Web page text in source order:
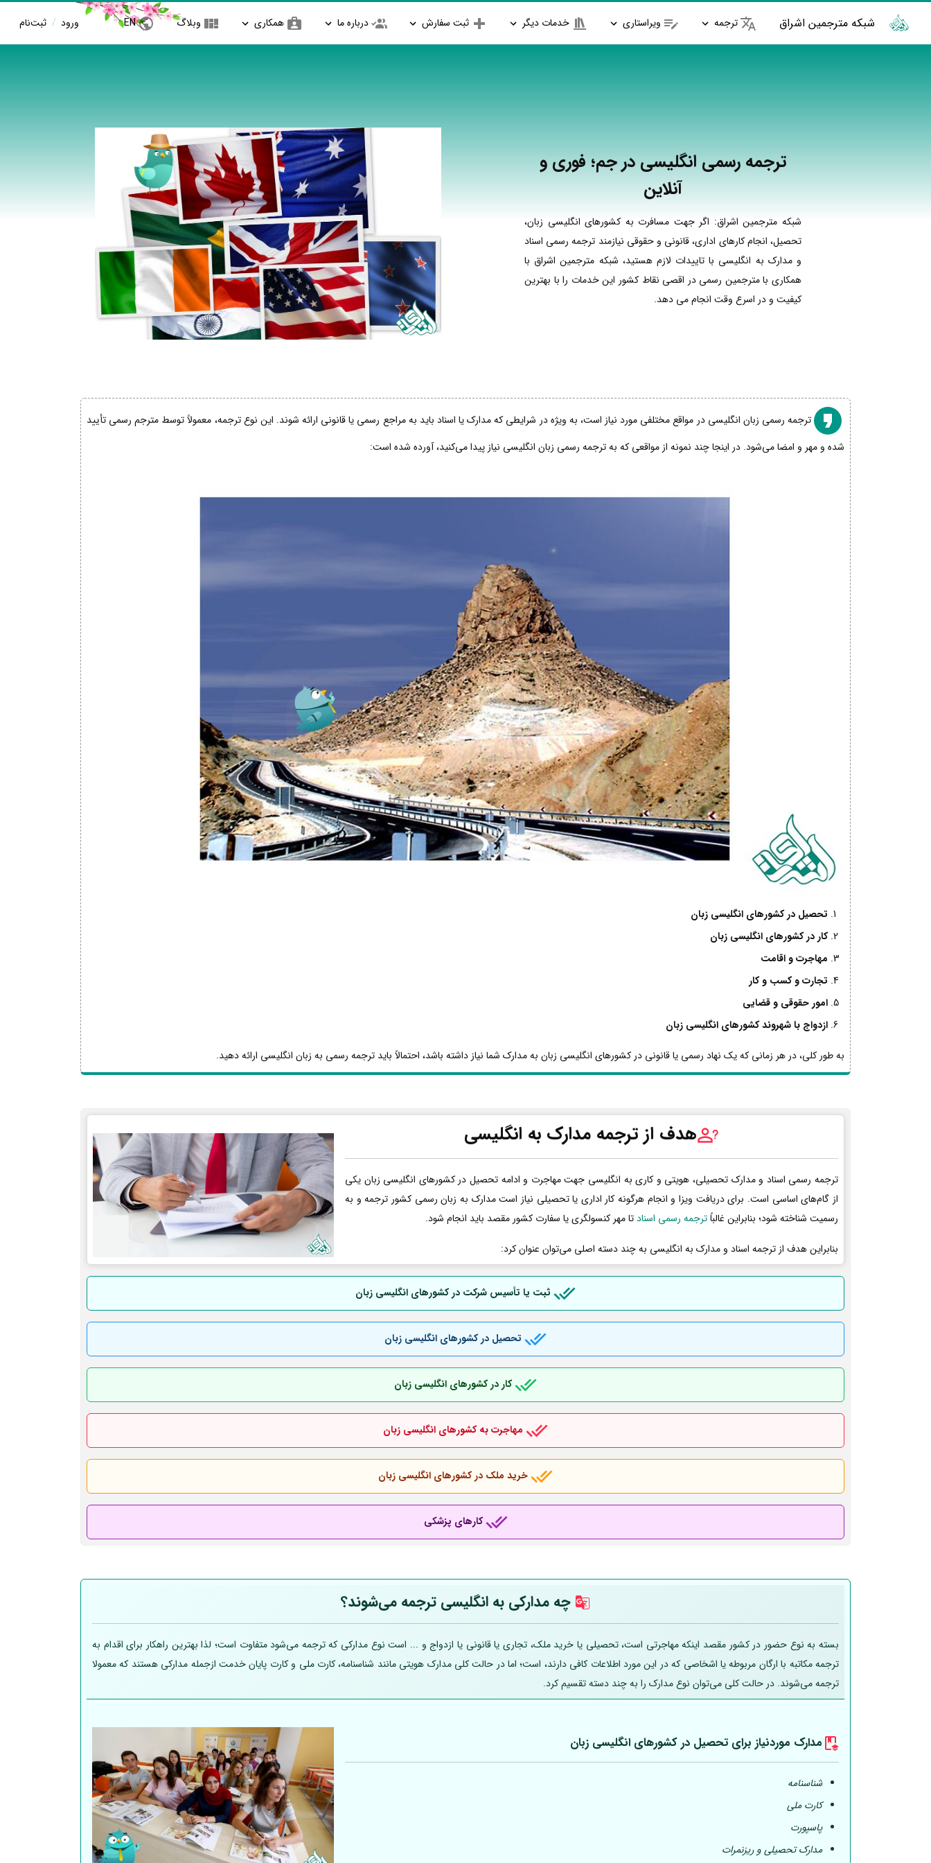
شبکه مترجمین اشراق ترجمه ویراستاری خدمات دیگر ثبت سفارش درباره ما همکاری وبلاگ EN ورود / ثبت‌نام
ترجمه رسمی انگلیسی در جم؛ فوری و
آنلاین
شبکه مترجمین اشراق: اگر جهت مسافرت به کشورهای انگلیسی زبان،
تحصیل، انجام کارهای اداری، قانونی و حقوقی نیازمند ترجمه رسمی اسناد
و مدارک به انگلیسی با تاییدات لازم هستید، شبکه مترجمین اشراق با
همکاری با مترجمین رسمی در اقصی نقاط کشور این خدمات را با بهترین
کیفیت و در اسرع وقت انجام می دهد.
ترجمه رسمی زبان انگلیسی در مواقع مختلفی مورد نیاز است، به ویژه در شرایطی که مدارک یا اسناد باید به مراجع رسمی یا قانونی ارائه شوند. این نوع ترجمه، معمولاً توسط مترجم رسمی تأیید
شده و مهر و امضا می‌شود. در اینجا چند نمونه از مواقعی که به ترجمه رسمی زبان انگلیسی نیاز پیدا می‌کنید، آورده شده است:
تحصیل در کشورهای انگلیسی زبان
کار در کشورهای انگلیسی زبان
مهاجرت و اقامت
تجارت و کسب و کار
امور حقوقی و قضایی
ازدواج با شهروند کشورهای انگلیسی زبان
به طور کلی، در هر زمانی که یک نهاد رسمی یا قانونی در کشورهای انگلیسی زبان به مدارک شما نیاز داشته باشد، احتمالاً باید ترجمه رسمی به زبان انگلیسی ارائه دهید.
هدف از ترجمه مدارک به انگلیسی
ترجمه رسمی اسناد و مدارک تحصیلی، هویتی و کاری به انگلیسی جهت مهاجرت و ادامه تحصیل در کشورهای انگلیسی زبان یکی
از گام‌های اساسی است. برای دریافت ویزا و انجام هرگونه کار اداری یا تحصیلی نیاز است مدارک به زبان رسمی کشور ترجمه و به
رسمیت شناخته شود؛ بنابراین غالباًترجمه رسمی اسنادتا مهر کنسولگری یا سفارت کشور مقصد باید انجام شود.
بنابراین هدف از ترجمه اسناد و مدارک به انگلیسی به چند دسته اصلی می‌توان عنوان کرد:
ثبت یا تأسیس شرکت در کشورهای انگلیسی زبان
تحصیل در کشورهای انگلیسی زبان
کار در کشورهای انگلیسی زبان
مهاجرت به کشورهای انگلیسی زبان
خرید ملک در کشورهای انگلیسی زبان
کارهای پزشکی
چه مدارکی به انگلیسی ترجمه می‌شوند؟
بسته به نوع حضور در کشور مقصد اینکه مهاجرتی است، تحصیلی یا خرید ملک، تجاری یا قانونی یا ازدواج و ... است نوع مدارکی که ترجمه می‌شود متفاوت است؛ لذا بهترین راهکار برای اقدام به
ترجمه مکاتبه با ارگان مربوطه یا اشخاصی که در این مورد اطلاعات کافی دارند، است؛ اما در حالت کلی مدارک هویتی مانند شناسنامه، کارت ملی و کارت پایان خدمت ازجمله مدارکی هستند که معمولا
ترجمه می‌شوند. در حالت کلی می‌توان نوع مدارک را به چند دسته تقسیم کرد.
مدارک موردنیاز برای تحصیل در کشورهای انگلیسی زبان
شناسنامه
کارت ملی
پاسپورت
مدارک تحصیلی و ریزنمرات